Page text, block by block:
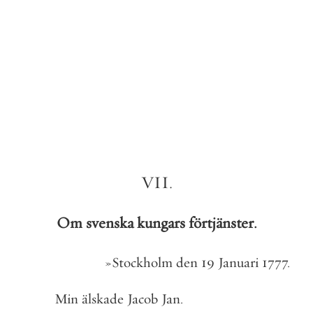
VII.
Om svenska kungars förtjänster.
»Stockholm den 19 Januari 1777.
Min älskade Jacob Jan.